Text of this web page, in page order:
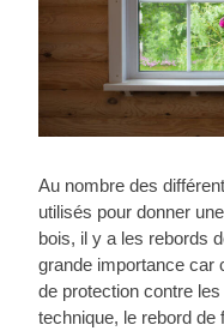
Au nombre des
utilisés pour donner
bois, il y a les rebords
grande importance car
de protection contre
technique, le rebord de